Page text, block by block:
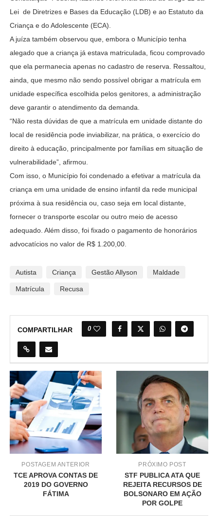
Lei de Diretrizes e Bases da Educação (LDB) e ao Estatuto da
Criança e do Adolescente (ECA).
A juíza também observou que, embora o Município tenha
alegado que a criança já estava matriculada, ficou comprovado
que ela permanecia apenas no cadastro de reserva. Ressaltou,
ainda, que mesmo não sendo possível obrigar a matrícula em
unidade específica escolhida pelos genitores, a administração
deve garantir o atendimento da demanda.
“Não resta dúvidas de que a matrícula em unidade distante do
local de residência pode inviabilizar, na prática, o exercício do
direito à educação, principalmente por famílias em situação de
vulnerabilidade”, afirmou.
Com isso, o Município foi condenado a efetivar a matrícula da
criança em uma unidade de ensino infantil da rede municipal
próxima à sua residência ou, caso seja em local distante,
fornecer o transporte escolar ou outro meio de acesso
adequado. Além disso, foi fixado o pagamento de honorários
advocatícios no valor de R$ 1.200,00.
Autista Criança Gestão Allyson Maldade
Matrícula Recusa
COMPARTILHAR 0
POSTAGEM ANTERIOR
TCE APROVA CONTAS DE
2019 DO GOVERNO
FÁTIMA
PRÓXIMO POST
STF PUBLICA ATA QUE
REJEITA RECURSOS DE
BOLSONARO EM AÇÃO
POR GOLPE